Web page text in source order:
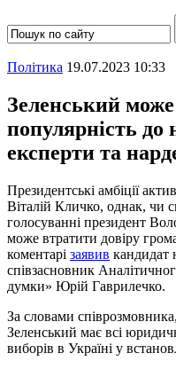
Полiтика 19.07.2023 10:33
Зеленський
популярність до
експерти та
Президентські амбіції
Віталій Кличко, однак, чи
голосуванні президент
може втратити довіру
коментарі заявив кандидат
співзасновник
думки» Юрій Гаврилечко.
За словами
Зеленський має всі
виборів в Україні у